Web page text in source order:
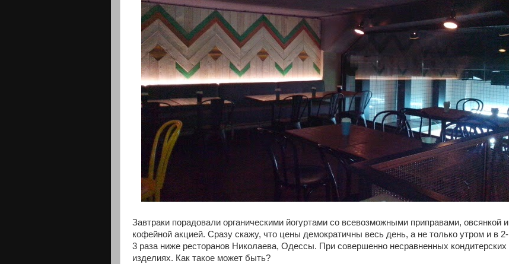
Завтраки порадовали органическими йогуртами со всевозможными приправами, овсянкой и
кофейной акцией. Сразу скажу, что цены демократичны весь день, а не только утром и в 2-
3 раза ниже ресторанов Николаева, Одессы. При совершенно несравненных кондитерских
изделиях. Как такое может быть?